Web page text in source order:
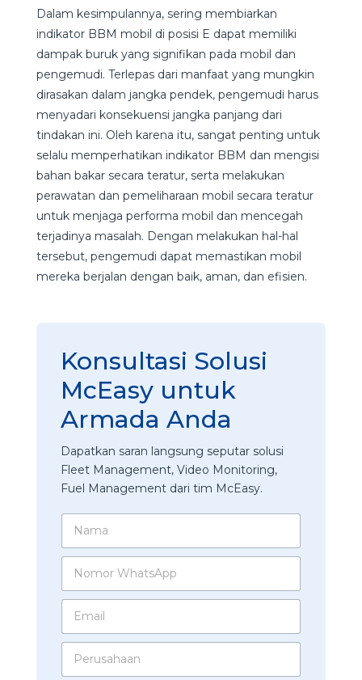
Dalam kesimpulannya, sering membiarkan
indikator BBM mobil di posisi E dapat memiliki
dampak buruk yang signifikan pada mobil dan
pengemudi. Terlepas dari manfaat yang mungkin
dirasakan dalam jangka pendek, pengemudi harus
menyadari konsekuensi jangka panjang dari
tindakan ini. Oleh karena itu, sangat penting untuk
selalu memperhatikan indikator BBM dan mengisi
bahan bakar secara teratur, serta melakukan
perawatan dan pemeliharaan mobil secara teratur
untuk menjaga performa mobil dan mencegah
terjadinya masalah. Dengan melakukan hal-hal
tersebut, pengemudi dapat memastikan mobil
mereka berjalan dengan baik, aman, dan efisien.
Konsultasi Solusi
McEasy untuk
Armada Anda
Dapatkan saran langsung seputar solusi
Fleet Management, Video Monitoring,
Fuel Management dari tim McEasy.
N
m
N
m
W
E
a
P